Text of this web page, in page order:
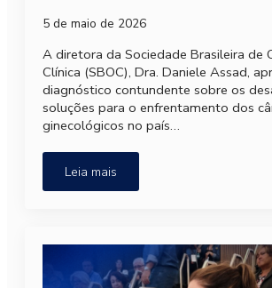
5 de maio de 2026
A diretora da Sociedade Brasileira de
Clínica (SBOC), Dra. Daniele Assad,
diagnóstico contundente sobre os
soluções para o enfrentamento dos
ginecológicos no país…
Leia mais